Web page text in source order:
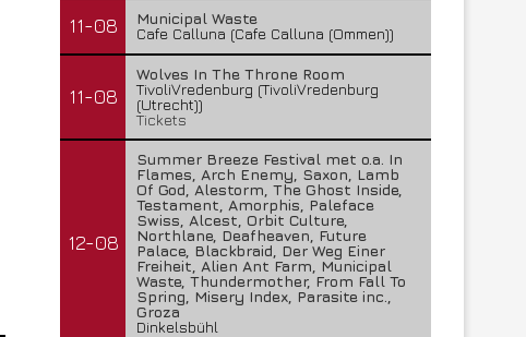
11-08
Municipal Waste
Cafe Calluna (Cafe Calluna (Ommen))
11-08
Wolves In The Throne Room
TivoliVredenburg (TivoliVredenburg
(Utrecht))
Tickets
12-08
Summer Breeze Festival met o.a. In
Flames, Arch Enemy, Saxon, Lamb
Of God, Alestorm, The Ghost Inside,
Testament, Amorphis, Paleface
Swiss, Alcest, Orbit Culture,
Northlane, Deafheaven, Future
Palace, Blackbraid, Der Weg Einer
Freiheit, Alien Ant Farm, Municipal
Waste, Thundermother, From Fall To
Spring, Misery Index, Parasite inc.,
Groza
Dinkelsbühl